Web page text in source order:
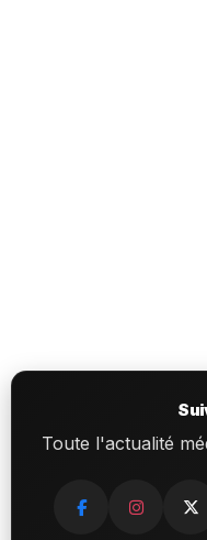
Toute l'actualité